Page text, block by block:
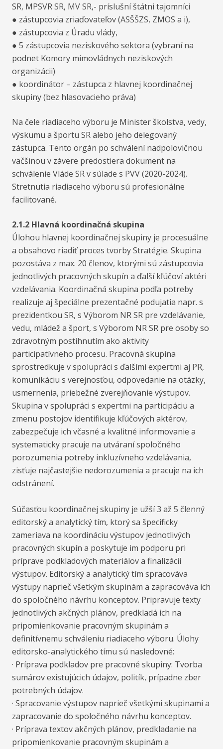
SR, MPSVR SR, MV SR,- príslušní štátni tajomníci
● zástupcovia zriaďovateľov (ASŠŠZS, ZMOS a i),
● zástupcovia z Úradu vlády,
● 5 zástupcovia neziskového sektora (vybraní na
podnet Komory mimovládnych neziskových
organizácii)
● koordinátor – zástupca z hlavnej koordinačnej
skupiny (bez hlasovacieho práva)
Na čele riadiaceho výboru je Minister školstva, vedy,
výskumu a športu SR alebo jeho delegovaný
zástupca. Tento orgán po schválení nadpolovičnou
väčšinou v závere predostiera dokument na
schválenie Vláde SR v súlade s PVV (2020-2024).
Stretnutia riadiaceho výboru sú profesionálne
facilitované.
2.1.2 Hlavná koordinačná skupina
Úlohou hlavnej koordinačnej skupiny je procesuálne
a obsahovo riadiť proces tvorby Stratégie. Skupina
pozostáva z max. 20 členov, ktorými sú zástupcovia
jednotlivých pracovných skupín a ďalší kľúčoví aktéri
vzdelávania. Koordinačná skupina podľa potreby
realizuje aj špeciálne prezentačné podujatia napr. s
prezidentkou SR, s Výborom NR SR pre vzdelávanie,
vedu, mládež a šport, s Výborom NR SR pre osoby so
zdravotným postihnutím ako aktivity
participatívneho procesu. Pracovná skupina
sprostredkuje v spolupráci s ďalšími expertmi aj PR,
komunikáciu s verejnosťou, odpovedanie na otázky,
usmernenia, priebežné zverejňovanie výstupov.
Skupina v spolupráci s expertmi na participáciu a
zmenu postojov identifikuje kľúčových aktérov,
zabezpečuje ich včasné a kvalitné informovanie a
systematicky pracuje na utváraní spoločného
porozumenia potreby inkluzívneho vzdelávania,
zisťuje najčastejšie nedorozumenia a pracuje na ich
odstránení.
Súčasťou koordinačnej skupiny je užší 3 až 5 členný
editorský a analytický tím, ktorý sa špecificky
zameriava na koordináciu výstupov jednotlivých
pracovných skupín a poskytuje im podporu pri
príprave podkladových materiálov a finalizácii
výstupov. Editorský a analytický tím spracováva
výstupy naprieč všetkým skupinám a zapracováva ich
do spoločného návrhu konceptov. Pripravuje texty
jednotlivých akčných plánov, predkladá ich na
pripomienkovanie pracovným skupinám a
definitívnemu schváleniu riadiaceho výboru. Úlohy
editorsko-analytického tímu sú nasledovné:
· Príprava podkladov pre pracovné skupiny: Tvorba
sumárov existujúcich údajov, politík, prípadne zber
potrebných údajov.
· Spracovanie výstupov naprieč všetkými skupinami a
zapracovanie do spoločného návrhu konceptov.
· Príprava textov akčných plánov, predkladanie na
pripomienkovanie pracovným skupinám a